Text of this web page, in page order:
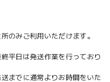
のみご利用いただけます。
平日は発送作業を行っており
までに通常よりお時間をいた